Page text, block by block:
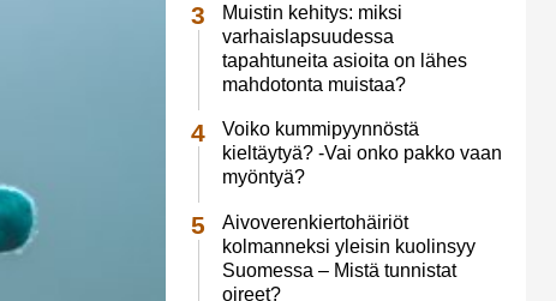
Muistin kehitys: miksi
varhaislapsuudessa
tapahtuneita asioita on lähes
mahdotonta muistaa?
Voiko kummipyynnöstä
kieltäytyä? -Vai onko pakko vaan
myöntyä?
Aivoverenkiertohäiriöt
kolmanneksi yleisin kuolinsyy
Suomessa – Mistä tunnistat
oireet?